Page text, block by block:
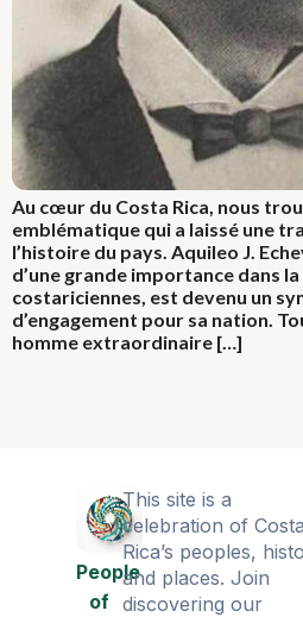
Au cœur du Costa Rica, nous
emblématique qui a laissé une
l’histoire du pays. Aquileo J.
d’une grande importance dans
costariciennes, est devenu un
d’engagement pour sa nation.
homme extraordinaire […]
People
of
This site is a
celebration of Costa
Rica’s peoples,
and places. Join
discovering our